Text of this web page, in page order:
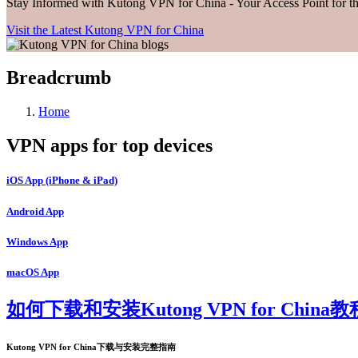
Visit the Latest Kutong VPN for China
Breadcrumb
Home
VPN apps for top devices
iOS App (iPhone & iPad)
Android App
Windows App
macOS App
如何下载和安装Kutong VPN for China教
Kutong VPN for China下载与安装完整指南